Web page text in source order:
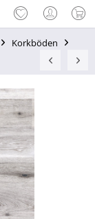
Korkböden